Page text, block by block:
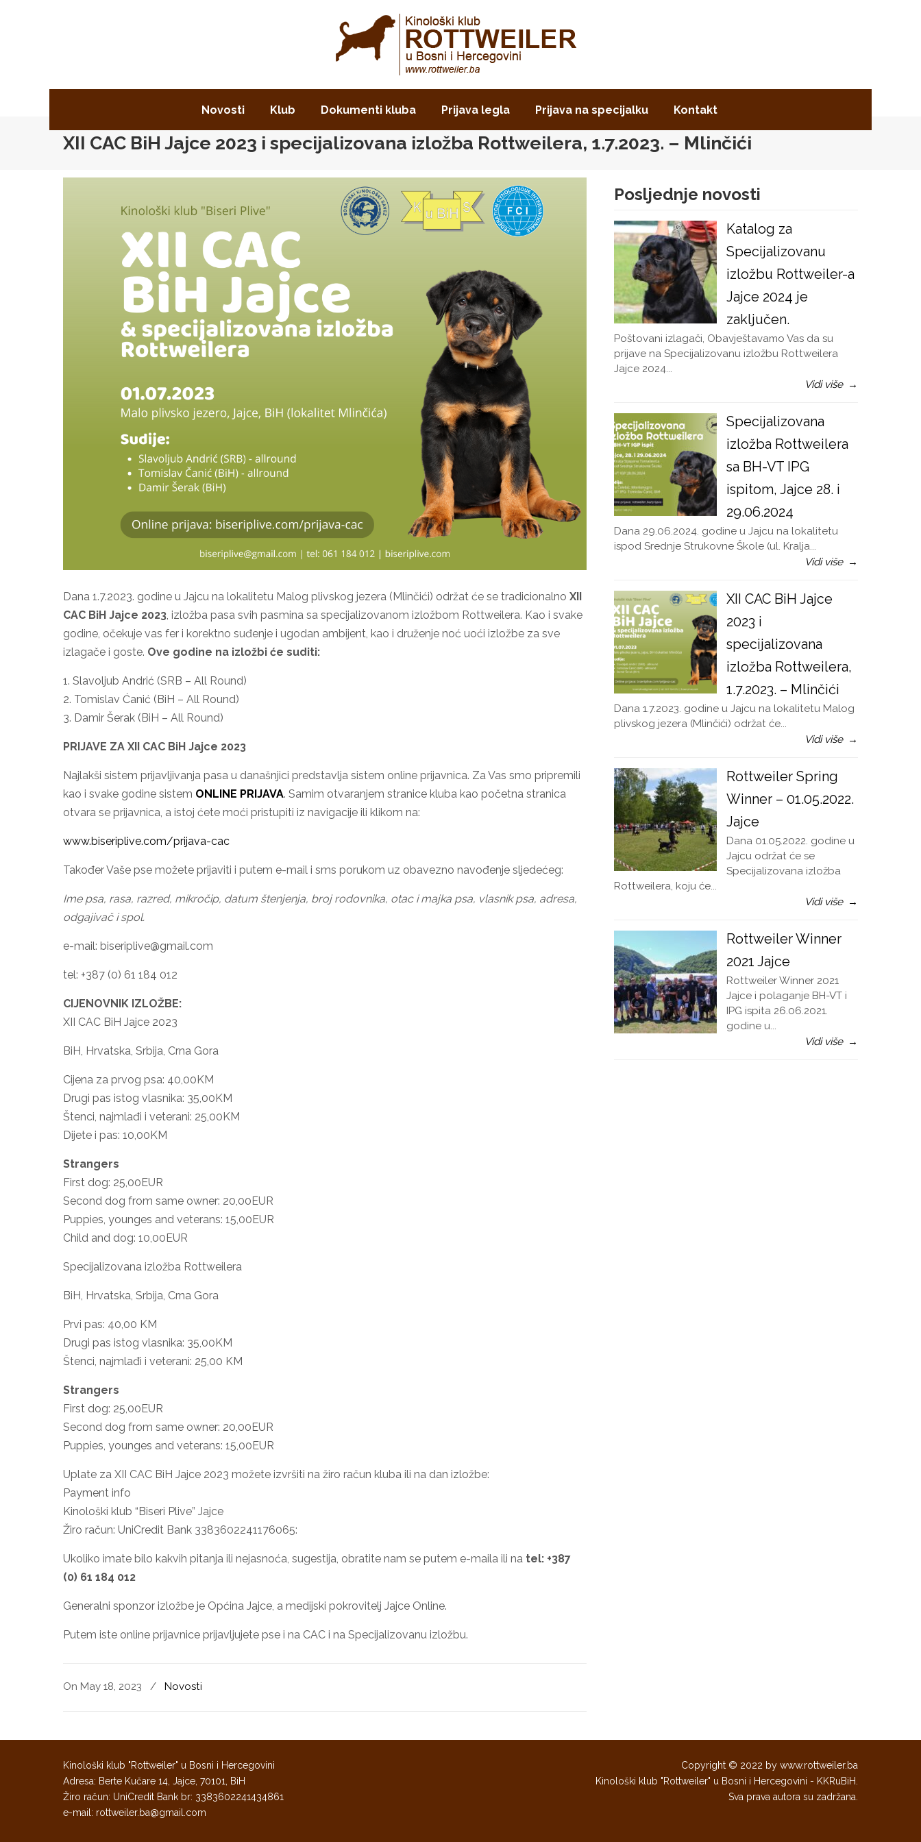
Novosti Klub Dokumenti kluba Prijava legla Prijava na specijalku Kontakt
XII CAC BiH Jajce 2023 i specijalizovana izložba Rottweilera, 1.7.2023. – Mlinčići
Dana 1.7.2023. godine u Jajcu na lokalitetu Malog plivskog jezera (Mlinčići) održat će se tradicionalno XII
CAC BiH Jajce 2023, izložba pasa svih pasmina sa specijalizovanom izložbom Rottweilera. Kao i svake
godine, očekuje vas fer i korektno suđenje i ugodan ambijent, kao i druženje noć uoći izložbe za sve
izlagače i goste. Ove godine na izložbi će suditi:
1. Slavoljub Andrić (SRB – All Round)
2. Tomislav Ćanić (BiH – All Round)
3. Damir Šerak (BiH – All Round)
PRIJAVE ZA XII CAC BiH Jajce 2023
Najlakši sistem prijavljivanja pasa u današnjici predstavlja sistem online prijavnica. Za Vas smo pripremili
kao i svake godine sistem ONLINE PRIJAVA. Samim otvaranjem stranice kluba kao početna stranica
otvara se prijavnica, a istoj ćete moći pristupiti iz navigacije ili klikom na:
www.biseriplive.com/prijava-cac
Također Vaše pse možete prijaviti i putem e-mail i sms porukom uz obavezno navođenje sljedećeg:
Ime psa, rasa, razred, mikročip, datum štenjenja, broj rodovnika, otac i majka psa, vlasnik psa, adresa,
odgajivač i spol.
e-mail: biseriplive@gmail.com
tel: +387 (0) 61 184 012
CIJENOVNIK IZLOŽBE:
XII CAC BiH Jajce 2023
BiH, Hrvatska, Srbija, Crna Gora
Cijena za prvog psa: 40,00KM
Drugi pas istog vlasnika: 35,00KM
Štenci, najmlađi i veterani: 25,00KM
Dijete i pas: 10,00KM
Strangers
First dog: 25,00EUR
Second dog from same owner: 20,00EUR
Puppies, younges and veterans: 15,00EUR
Child and dog: 10,00EUR
Specijalizovana izložba Rottweilera
BiH, Hrvatska, Srbija, Crna Gora
Prvi pas: 40,00 KM
Drugi pas istog vlasnika: 35,00KM
Štenci, najmlađi i veterani: 25,00 KM
Strangers
First dog: 25,00EUR
Second dog from same owner: 20,00EUR
Puppies, younges and veterans: 15,00EUR
Uplate za XII CAC BiH Jajce 2023 možete izvršiti na žiro račun kluba ili na dan izložbe:
Payment info
Kinološki klub “Biseri Plive” Jajce
Žiro račun: UniCredit Bank 3383602241176065:
Ukoliko imate bilo kakvih pitanja ili nejasnoća, sugestija, obratite nam se putem e-maila ili na tel: +387
(0) 61 184 012
Generalni sponzor izložbe je Općina Jajce, a medijski pokrovitelj Jajce Online.
Putem iste online prijavnice prijavljujete pse i na CAC i na Specijalizovanu izložbu.
On May 18, 2023 / Novosti
Posljednje novosti
Katalog za
Specijalizovanu
izložbu Rottweiler-a
Jajce 2024 je
zaključen.
Poštovani izlagači, Obavještavamo Vas da su
prijave na Specijalizovanu izložbu Rottweilera
Jajce 2024...
Vidi više →
Specijalizovana
izložba Rottweilera
sa BH-VT IPG
ispitom, Jajce 28. i
29.06.2024
Dana 29.06.2024. godine u Jajcu na lokalitetu
ispod Srednje Strukovne Škole (ul. Kralja...
Vidi više →
XII CAC BiH Jajce
2023 i
specijalizovana
izložba Rottweilera,
1.7.2023. – Mlinčići
Dana 1.7.2023. godine u Jajcu na lokalitetu Malog
plivskog jezera (Mlinčići) održat će...
Vidi više →
Rottweiler Spring
Winner – 01.05.2022.
Jajce
Dana 01.05.2022. godine u
Jajcu održat će se
Specijalizovana izložba
Rottweilera, koju će...
Vidi više →
Rottweiler Winner
2021 Jajce
Rottweiler Winner 2021
Jajce i polaganje BH-VT i
IPG ispita 26.06.2021.
godine u...
Vidi više →
Kinološki klub "Rottweiler" u Bosni i Hercegovini
Adresa: Berte Kučare 14, Jajce, 70101, BiH
Žiro račun: UniCredit Bank br: 3383602241434861
e-mail: rottweiler.ba@gmail.com
Copyright © 2022 by www.rottweiler.ba
Kinološki klub "Rottweiler" u Bosni i Hercegovini - KKRuBiH.
Sva prava autora su zadržana.